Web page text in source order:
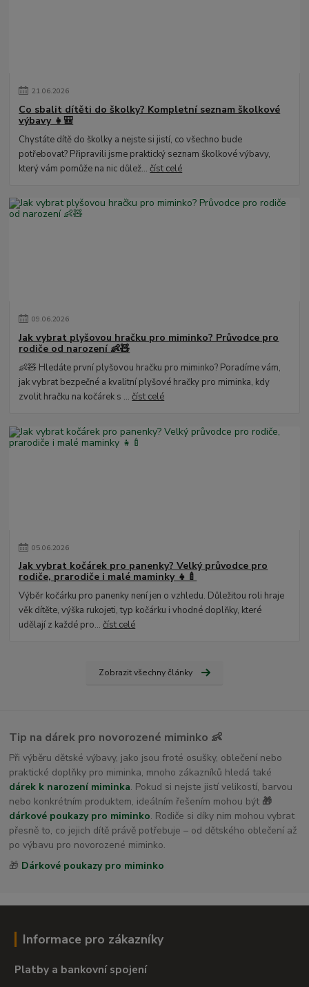
21.06.2026
Co sbalit dítěti do školky? Kompletní seznam školkové
výbavy 👧🎒
Chystáte dítě do školky a nejste si jistí, co všechno bude
potřebovat? Připravili jsme praktický seznam školkové výbavy,
který vám pomůže na nic důlež...číst celé
09.06.2026
Jak vybrat plyšovou hračku pro miminko? Průvodce pro
rodiče od narození 👶🧸
👶🧸 Hledáte první plyšovou hračku pro miminko? Poradíme vám,
jak vybrat bezpečné a kvalitní plyšové hračky pro miminka, kdy
zvolit hračku na kočárek s ...číst celé
05.06.2026
Jak vybrat kočárek pro panenky? Velký průvodce pro
rodiče, prarodiče i malé maminky 👧🍼
Výběr kočárku pro panenky není jen o vzhledu. Důležitou roli hraje
věk dítěte, výška rukojeti, typ kočárku i vhodné doplňky, které
udělají z každé pro...číst celé
Zobrazit všechny články
Tip na dárek pro novorozené miminko 👶
Při výběru dětské výbavy, jako jsou froté osušky, oblečení nebo
praktické doplňky pro miminka, mnoho zákazníků hledá také
dárek k narození miminka. Pokud si nejste jistí velikostí, barvou
nebo konkrétním produktem, ideálním řešením mohou být 🎁
dárkové poukazy pro miminko. Rodiče si díky nim mohou vybrat
přesně to, co jejich dítě právě potřebuje – od dětského oblečení až
po výbavu pro novorozené miminko.
🎁 Dárkové poukazy pro miminko
Informace pro zákazníky
Platby a bankovní spojení